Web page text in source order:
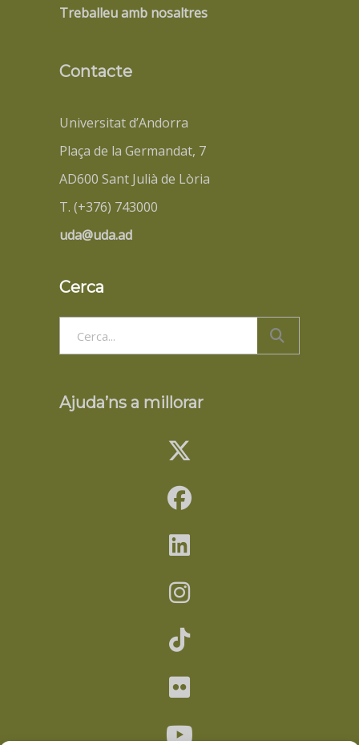
Treballeu amb nosaltres
Contacte
Universitat d’Andorra
Plaça de la Germandat, 7
AD600 Sant Julià de Lòria
T. (+376) 743000
uda@uda.ad
Cerca
Ajuda’ns a millorar